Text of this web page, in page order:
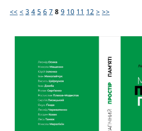
<< < 3 4 5 6 7 8 9 10 11 12 > >>